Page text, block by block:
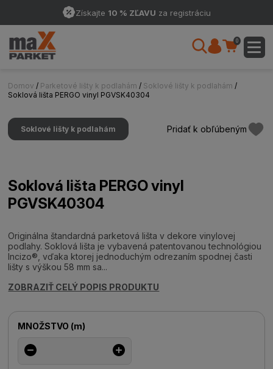
Získajte 10 % ZĽAVU za registráciu
0
Domov / Parketové lišty k podlahám / Soklové lišty k podlahám /
Soklová lišta PERGO vinyl PGVSK40304
Soklové lišty k podlahám Pridať k obľúbeným
Soklová lišta PERGO vinyl
PGVSK40304
Originálna štandardná parketová lišta v dekore vinylovej
podlahy. Soklová lišta je vybavená patentovanou technológiou
Incizo®, vďaka ktorej jednoduchým odrezaním spodnej časti
lišty s výškou 58 mm sa...
ZOBRAZIŤ CELÝ POPIS PRODUKTU
MNOŽSTVO (m)